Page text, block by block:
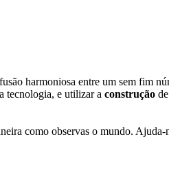
harmoniosa entre um sem fim
tecnologia, e utilizar a construção de
como observas o mundo. Ajuda-